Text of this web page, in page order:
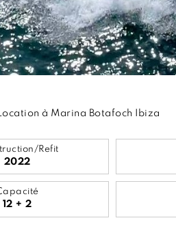
Location à Marina Botafoch Ibiza
Refit
2022
12 + 2